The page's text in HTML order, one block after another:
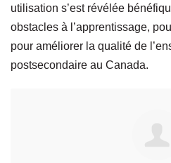
utilisation s’est révélée
obstacles à l’apprentissage,
pour améliorer la qualité de
postsecondaire au Canada.